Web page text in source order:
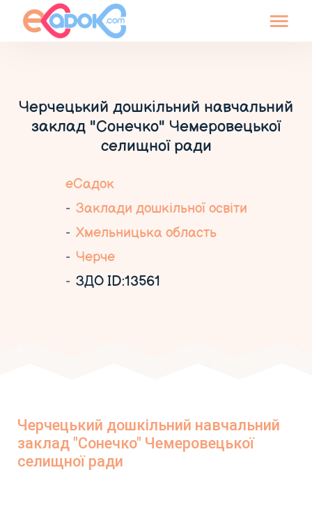
Черчецький дошкільний навчальний
заклад "Сонечко" Чемеровецької
селищної ради
еСадок
Заклади дошкільної освіти
Хмельницька область
Черче
ЗДО ID:13561
Черчецький дошкільний навчальний
заклад "Сонечко" Чемеровецької
селищної ради